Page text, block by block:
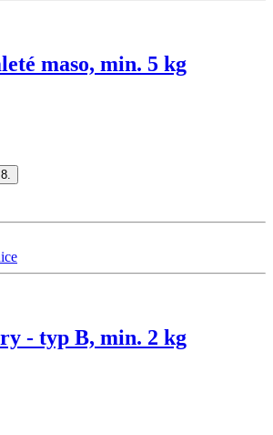
maso, min. 5 kg
- typ B, min. 2 kg